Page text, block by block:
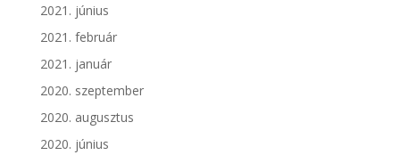
2021. június
2021. február
2021. január
2020. szeptember
2020. augusztus
2020. június